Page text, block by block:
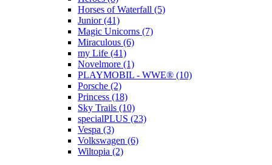
Horses of Waterfall (5)
Junior (41)
Magic Unicorns (7)
Miraculous (6)
my Life (41)
Novelmore (1)
PLAYMOBIL - WWE® (10)
Porsche (2)
Princess (18)
Sky Trails (10)
specialPLUS (23)
Vespa (3)
Volkswagen (6)
Wiltopia (2)